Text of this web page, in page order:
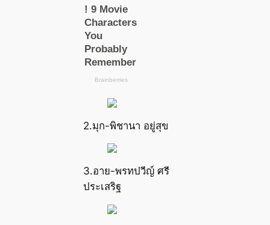
2.มุก-พิชานา อยู่สุข
3.อาย-พรทปวีญ์ ศรี
ประเสริฐ